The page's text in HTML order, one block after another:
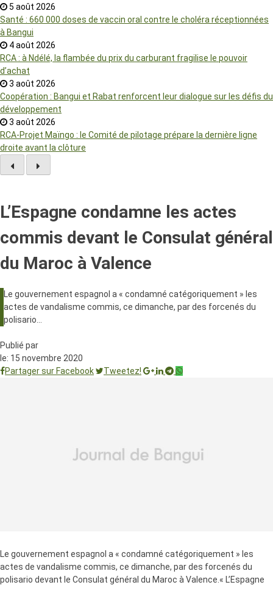
5 août 2026
Santé : 660 000 doses de vaccin oral contre le choléra réceptionnées
à Bangui
4 août 2026
RCA : à Ndélé, la flambée du prix du carburant fragilise le pouvoir
d’achat
3 août 2026
Coopération : Bangui et Rabat renforcent leur dialogue sur les défis du
développement
3 août 2026
RCA-Projet Maïngo : le Comité de pilotage prépare la dernière ligne
droite avant la clôture
L’Espagne condamne les actes
commis devant le Consulat général
du Maroc à Valence
Le gouvernement espagnol a « condamné catégoriquement » les
actes de vandalisme commis, ce dimanche, par des forcenés du
polisario…
Publié par
le: 15 novembre 2020
Partager sur Facebook
Tweetez!
Le gouvernement espagnol a « condamné catégoriquement » les
actes de vandalisme commis, ce dimanche, par des forcenés du
polisario devant le Consulat général du Maroc à Valence.« L’Espagne